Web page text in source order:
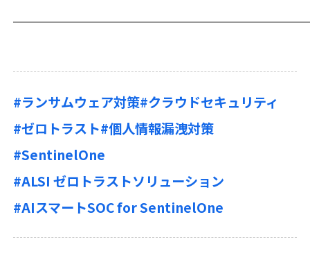
#ランサムウェア対策#クラウドセキュリティ
#ゼロトラスト#個人情報漏洩対策
#SentinelOne
#ALSI ゼロトラストソリューション
#AIスマートSOC for SentinelOne